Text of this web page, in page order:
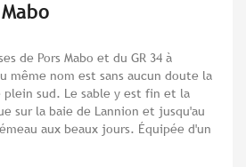
de Pors Mabo et du GR 34 à
même nom est sans aucun doute la
plein sud. Le sable y est fin et la
sur la baie de Lannion et jusqu'au
aux beaux jours. Équipée d'un